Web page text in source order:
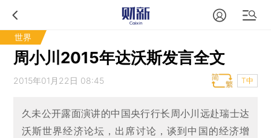
世界
周小川2015年达沃斯发言全文
2015年01月22日 08:45 T中
久未公开露面演讲的中国央行行长周小川远赴瑞士达
沃斯世界经济论坛，出席讨论，谈到中国的经济增